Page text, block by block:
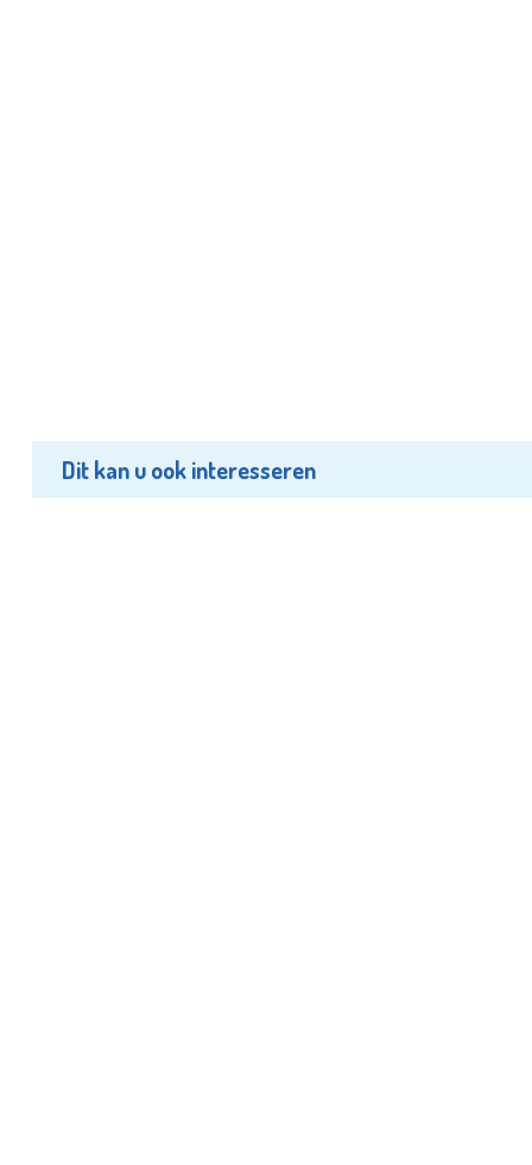
Dit kan u ook interesseren